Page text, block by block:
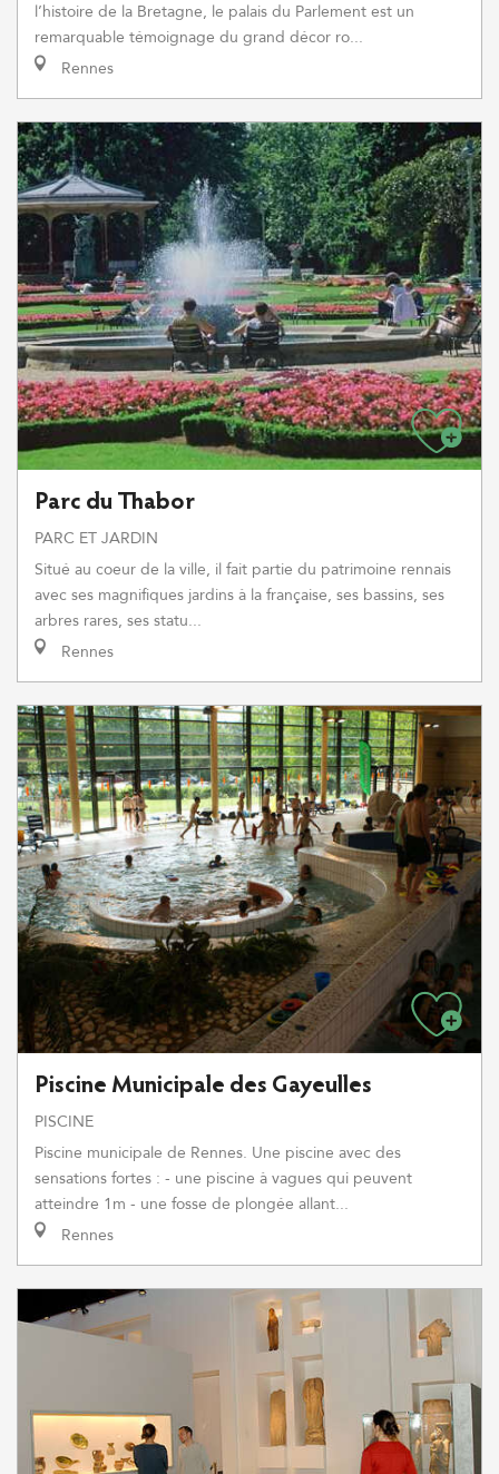
l’histoire de la Bretagne, le palais du Parlement est un
remarquable témoignage du grand décor ro...
Rennes
Parc du Thabor
PARC ET JARDIN
Situé au coeur de la ville, il fait partie du patrimoine rennais
avec ses magnifiques jardins à la française, ses bassins, ses
arbres rares, ses statu...
Rennes
Piscine Municipale des Gayeulles
PISCINE
Piscine municipale de Rennes. Une piscine avec des
sensations fortes : - une piscine à vagues qui peuvent
atteindre 1m - une fosse de plongée allant...
Rennes